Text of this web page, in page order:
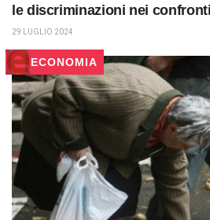
le discriminazioni nei
29 LUGLIO 2024
ECONOMIA